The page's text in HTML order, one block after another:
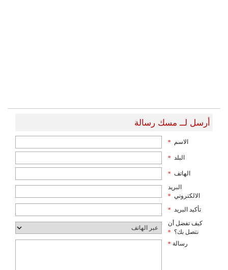
أرسل لــ مسك رسالة
الاسم *
البلد *
الهاتف *
البريد
الالكتروني *
تأكيد البريد *
كيف تفضل أن
نتصل بك؟ *
رسالة *